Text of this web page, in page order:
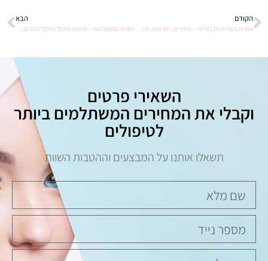
הקודם
הסרת נקודות חן בלייזר – מחירים, יתרונות, תוצאות ומרכזי טיפול
הבא
הסרת קסנטלזמה – שיטות טיפול מתקדמות וטבעיות והמרפאות ליד בתך
השאירי פרטים
וקבלי את המחירים המשתלמים ביותר
לטיפולים
תשאלו אותנו על המבצעים וההטבות השוות